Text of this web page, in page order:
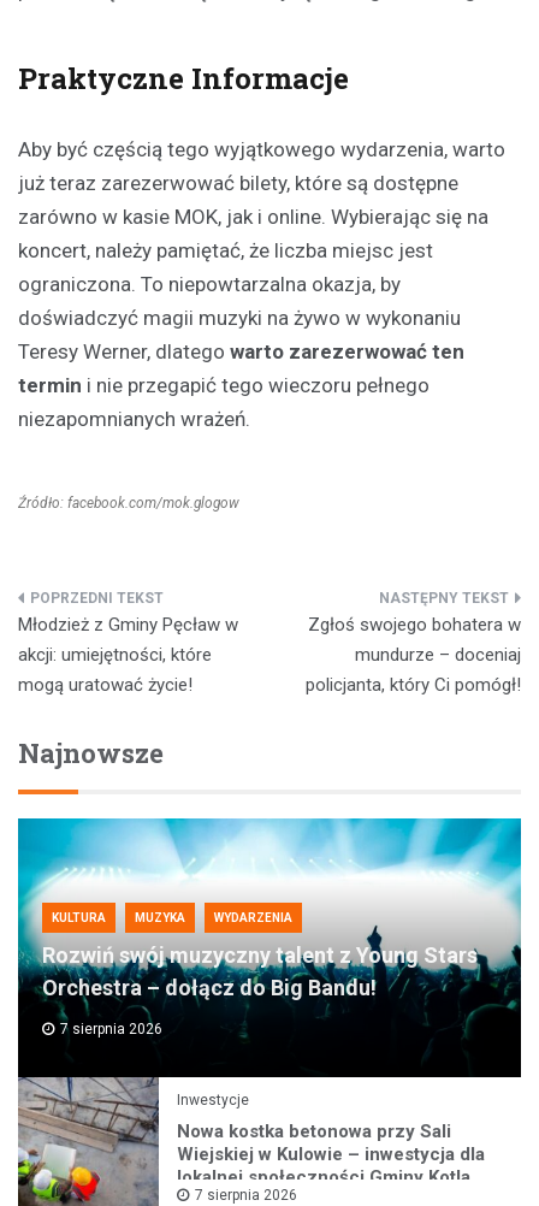
Praktyczne Informacje
Aby być częścią tego wyjątkowego wydarzenia, warto
już teraz zarezerwować bilety, które są dostępne
zarówno w kasie MOK, jak i online. Wybierając się na
koncert, należy pamiętać, że liczba miejsc jest
ograniczona. To niepowtarzalna okazja, by
doświadczyć magii muzyki na żywo w wykonaniu
Teresy Werner, dlatego warto zarezerwować ten
termin i nie przegapić tego wieczoru pełnego
niezapomnianych wrażeń.
Źródło: facebook.com/mok.glogow
Nawigacja
wpisu
Młodzież z Gminy Pęcław w
akcji: umiejętności, które
mogą uratować życie!
Zgłoś swojego bohatera w
mundurze – doceniaj
policjanta, który Ci pomógł!
Najnowsze
KULTURA MUZYKA WYDARZENIA
Rozwiń swój muzyczny talent z Young Stars
Orchestra – dołącz do Big Bandu!
7 sierpnia 2026
Inwestycje
Nowa kostka betonowa przy Sali
Wiejskiej w Kulowie – inwestycja dla
lokalnej społeczności Gminy Kotla
7 sierpnia 2026